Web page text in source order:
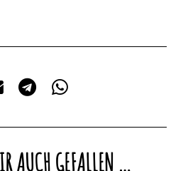
AUCH GEFALLEN …